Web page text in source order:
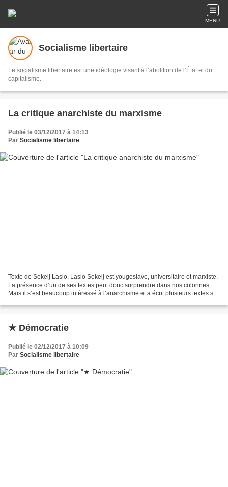
MENU
Socialisme libertaire
Le socialisme libertaire est une idéologie visant à l’abolition de l’État et du
capitalisme.
La critique anarchiste du marxisme
Publié le 03/12/2017 à 14:13
Par Socialisme libertaire
Texte de Sekelj Laslo. Laslo Sekelj est yougoslave, universitaire et marxiste.
La présence d’un de ses textes peut donc surprendre dans nos colonnes.
Mais il s’est beaucoup intéressé à l’anarchisme et a écrit plusieurs textes sur
★ Démocratie
Publié le 02/12/2017 à 10:09
Par Socialisme libertaire